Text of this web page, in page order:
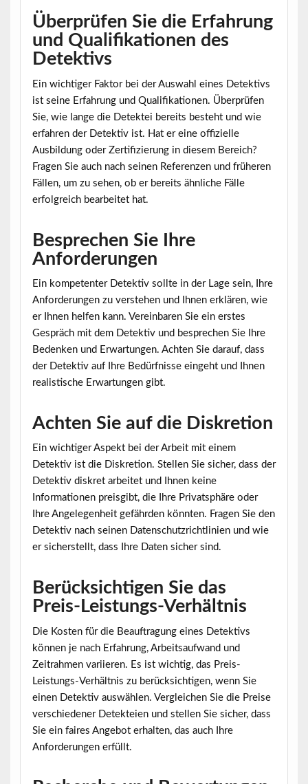
Überprüfen Sie die Erfahrung
und Qualifikationen des
Detektivs
Ein wichtiger Faktor bei der Auswahl eines Detektivs
ist seine Erfahrung und Qualifikationen. Überprüfen
Sie, wie lange die Detektei bereits besteht und wie
erfahren der Detektiv ist. Hat er eine offizielle
Ausbildung oder Zertifizierung in diesem Bereich?
Fragen Sie auch nach seinen Referenzen und früheren
Fällen, um zu sehen, ob er bereits ähnliche Fälle
erfolgreich bearbeitet hat.
Besprechen Sie Ihre
Anforderungen
Ein kompetenter Detektiv sollte in der Lage sein, Ihre
Anforderungen zu verstehen und Ihnen erklären, wie
er Ihnen helfen kann. Vereinbaren Sie ein erstes
Gespräch mit dem Detektiv und besprechen Sie Ihre
Bedenken und Erwartungen. Achten Sie darauf, dass
der Detektiv auf Ihre Bedürfnisse eingeht und Ihnen
realistische Erwartungen gibt.
Achten Sie auf die Diskretion
Ein wichtiger Aspekt bei der Arbeit mit einem
Detektiv ist die Diskretion. Stellen Sie sicher, dass der
Detektiv diskret arbeitet und Ihnen keine
Informationen preisgibt, die Ihre Privatsphäre oder
Ihre Angelegenheit gefährden könnten. Fragen Sie den
Detektiv nach seinen Datenschutzrichtlinien und wie
er sicherstellt, dass Ihre Daten sicher sind.
Berücksichtigen Sie das
Preis-Leistungs-Verhältnis
Die Kosten für die Beauftragung eines Detektivs
können je nach Erfahrung, Arbeitsaufwand und
Zeitrahmen variieren. Es ist wichtig, das Preis-
Leistungs-Verhältnis zu berücksichtigen, wenn Sie
einen Detektiv auswählen. Vergleichen Sie die Preise
verschiedener Detekteien und stellen Sie sicher, dass
Sie ein faires Angebot erhalten, das auch Ihre
Anforderungen erfüllt.